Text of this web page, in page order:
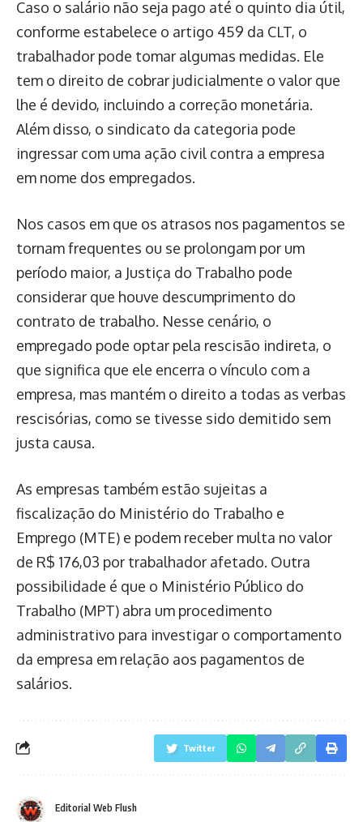
Caso o salário não seja pago até o quinto dia útil,
conforme estabelece o artigo 459 da CLT, o
trabalhador pode tomar algumas medidas. Ele
tem o direito de cobrar judicialmente o valor que
lhe é devido, incluindo a correção monetária.
Além disso, o sindicato da categoria pode
ingressar com uma ação civil contra a empresa
em nome dos empregados.
Nos casos em que os atrasos nos pagamentos se
tornam frequentes ou se prolongam por um
período maior, a Justiça do Trabalho pode
considerar que houve descumprimento do
contrato de trabalho. Nesse cenário, o
empregado pode optar pela rescisão indireta, o
que significa que ele encerra o vínculo com a
empresa, mas mantém o direito a todas as verbas
rescisórias, como se tivesse sido demitido sem
justa causa.
As empresas também estão sujeitas a
fiscalização do Ministério do Trabalho e
Emprego (MTE) e podem receber multa no valor
de R$ 176,03 por trabalhador afetado. Outra
possibilidade é que o Ministério Público do
Trabalho (MPT) abra um procedimento
administrativo para investigar o comportamento
da empresa em relação aos pagamentos de
salários.
Twitter
Editorial Web Flush